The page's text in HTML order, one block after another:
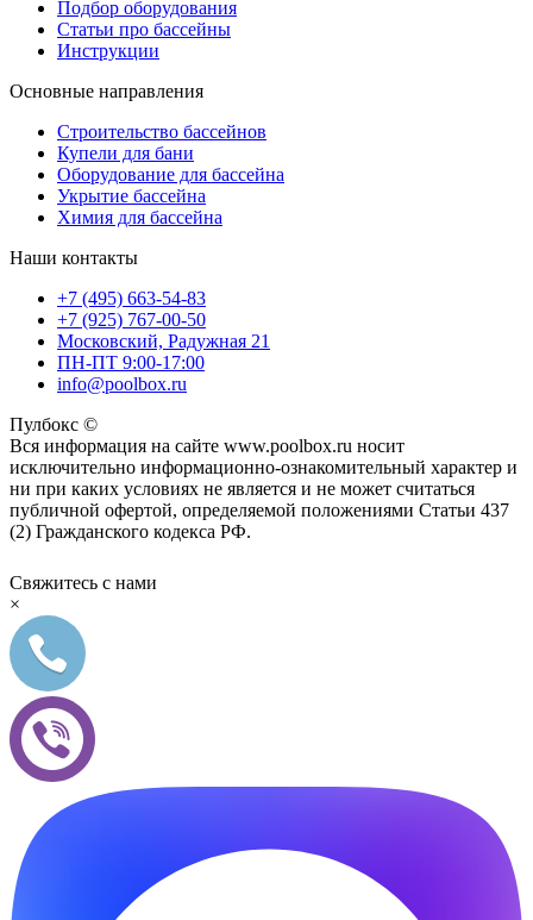
Подбор оборудования
Статьи про бассейны
Инструкции
Основные направления
Строительство бассейнов
Купели для бани
Оборудование для бассейна
Укрытие бассейна
Химия для бассейна
Наши контакты
+7 (495) 663-54-83
+7 (925) 767-00-50
Московский, Радужная 21
ПН-ПТ 9:00-17:00
info@poolbox.ru
Пулбокс ©
Вся информация на сайте www.poolbox.ru носит
исключительно информационно-ознакомительный характер и
ни при каких условиях не является и не может считаться
публичной офертой, определяемой положениями Статьи 437
(2) Гражданского кодекса РФ.
Свяжитесь с нами
×